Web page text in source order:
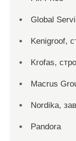
Global
Kenigroof,
Krofas,
Macrus
Nordika,
Pandora